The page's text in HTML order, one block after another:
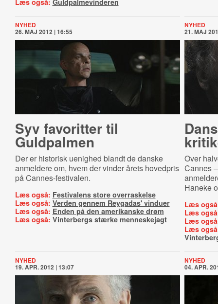
Læs også: Guldpalmevinderen
NYHED
26. MAJ 2012 | 16:55
Syv favoritter til
Guldpalmen
Der er historisk uenighed blandt de danske
anmeldere om, hvem der vinder årets hovedpris
på Cannes-festivalen.
Læs også: Festivalens store overraskelse
Læs også: Verden gennem Reygadas' vinduer
Læs også: Enden på den amerikanske drøm
Læs også: Vinterbergs stærke menneskejagt
NYHED
21. MAJ
Over
Cannes
Haneke
Læs
Læs
Læs
Læs
NYHED
19. APR. 2012 | 13:07
NYHED
04. APR.